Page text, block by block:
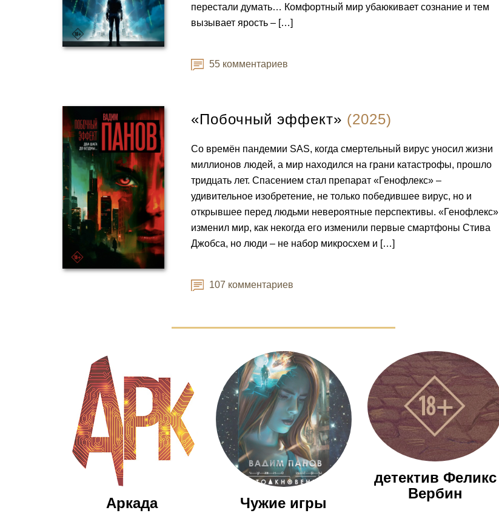
перестали думать… Комфортный мир убаюкивает сознание и тем
вызывает ярость – […]
55 комментариев
«Побочный эффект» (2025)
Со времён пандемии SAS, когда смертельный вирус уносил жизни
миллионов людей, а мир находился на грани катастрофы, прошло
тридцать лет. Спасением стал препарат «Генофлекс» –
удивительное изобретение, не только победившее вирус, но и
открывшее перед людьми невероятные перспективы. «Генофлекс»
изменил мир, как некогда его изменили первые смартфоны Стива
Джобса, но люди – не набор микросхем и […]
107 комментариев
Аркада Чужие игры
детектив Феликс
Вербин